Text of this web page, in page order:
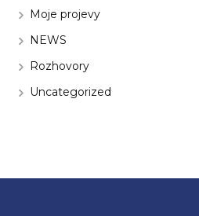
Moje projevy
NEWS
Rozhovory
Uncategorized